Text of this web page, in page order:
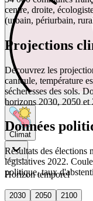
Climat
Horizon temporel
2030 2050
2100
centre, droite,
(urbain, périurbain,
Projections
Découvrez les
canicule, température
sécheresses des sols.
horizons 2030, 2050 et
Données
Résultats des élections
législatives 2022.
politique, taux